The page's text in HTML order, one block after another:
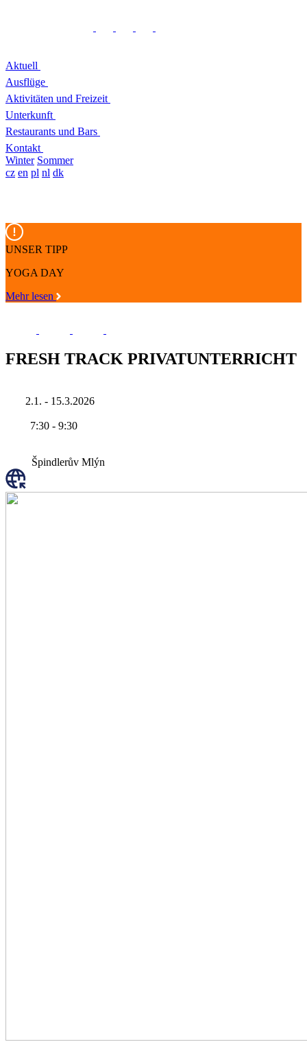
Aktuell
Ausflüge
Aktivitäten und Freizeit
Unterkunft
Restaurants und Bars
Kontakt
Winter Sommer
cz en pl nl dk
UNSER TIPP
YOGA DAY
Mehr lesen
FRESH TRACK PRIVATUNTERRICHT
2.1. - 15.3.2026
7:30 - 9:30
Špindlerův Mlýn